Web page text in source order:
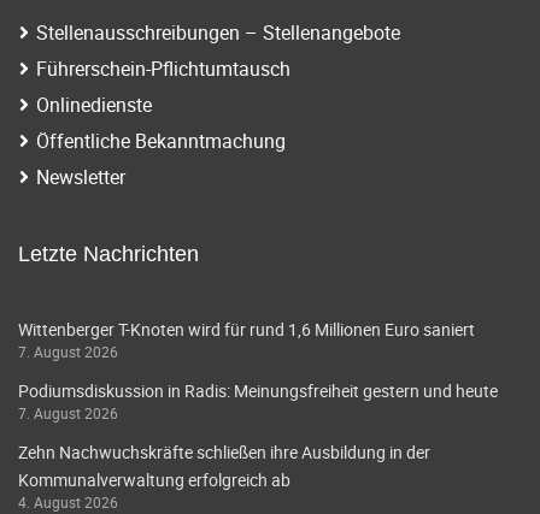
Stellenausschreibungen – Stellenangebote
Führerschein-Pflichtumtausch
Onlinedienste
Öffentliche Bekanntmachung
Newsletter
Letzte Nachrichten
Wittenberger T-Knoten wird für rund 1,6 Millionen Euro saniert
7. August 2026
Podiumsdiskussion in Radis: Meinungsfreiheit gestern und heute
7. August 2026
Zehn Nachwuchskräfte schließen ihre Ausbildung in der
Kommunalverwaltung erfolgreich ab
4. August 2026